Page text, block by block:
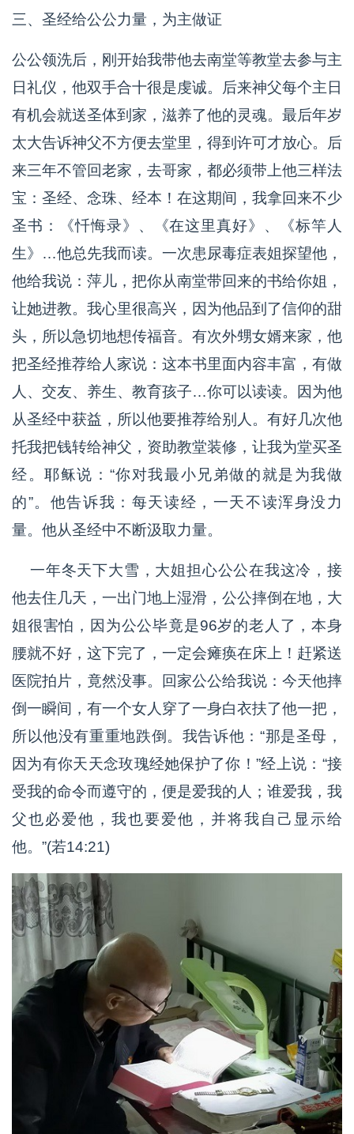
三、圣经给公公力量，为主做证
公公领洗后，刚开始我带他去南堂等教堂去参与主
日礼仪，他双手合十很是虔诚。后来神父每个主日
有机会就送圣体到家，滋养了他的灵魂。最后年岁
太大告诉神父不方便去堂里，得到许可才放心。后
来三年不管回老家，去哥家，都必须带上他三样法
宝：圣经、念珠、经本！在这期间，我拿回来不少
圣书：《忏悔录》、《在这里真好》、《标竿人
生》…他总先我而读。一次患尿毒症表姐探望他，
他给我说：萍儿，把你从南堂带回来的书给你姐，
让她进教。我心里很高兴，因为他品到了信仰的甜
头，所以急切地想传福音。有次外甥女婿来家，他
把圣经推荐给人家说：这本书里面内容丰富，有做
人、交友、养生、教育孩子…你可以读读。因为他
从圣经中获益，所以他要推荐给别人。有好几次他
托我把钱转给神父，资助教堂装修，让我为堂买圣
经。耶稣说：“你对我最小兄弟做的就是为我做
的”。他告诉我：每天读经，一天不读浑身没力
量。他从圣经中不断汲取力量。
一年冬天下大雪，大姐担心公公在我这冷，接
他去住几天，一出门地上湿滑，公公摔倒在地，大
姐很害怕，因为公公毕竟是96岁的老人了，本身
腰就不好，这下完了，一定会瘫痪在床上！赶紧送
医院拍片，竟然没事。回家公公给我说：今天他摔
倒一瞬间，有一个女人穿了一身白衣扶了他一把，
所以他没有重重地跌倒。我告诉他：“那是圣母，
因为有你天天念玫瑰经她保护了你！”经上说：“接
受我的命令而遵守的，便是爱我的人；谁爱我，我
父也必爱他，我也要爱他，并将我自己显示给
他。”(若14:21)